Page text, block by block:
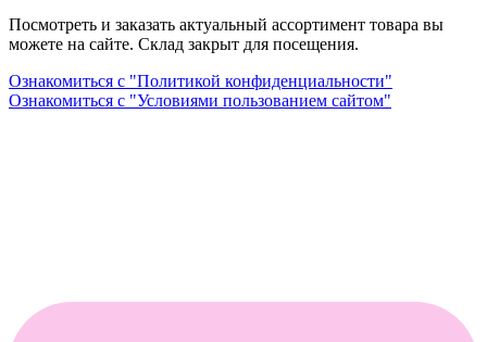
Посмотреть и заказать актуальный ассортимент товара вы
можете на сайте. Склад закрыт для посещения.
Ознакомиться с "Политикой конфиденциальности"
Ознакомиться с "Условиями пользованием сайтом"